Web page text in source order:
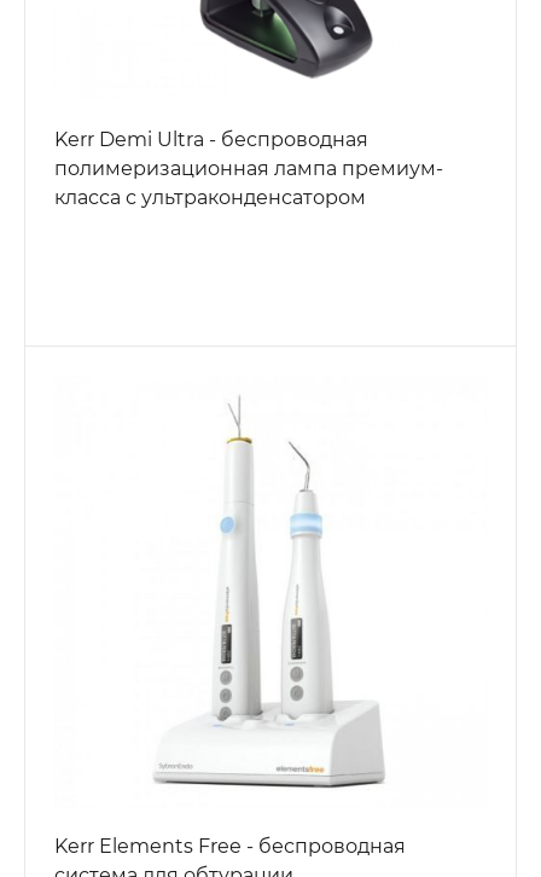
Kerr Demi Ultra - беспроводная
полимеризационная лампа премиум-
класса с ультраконденсатором
Kerr Elements Free - беспроводная